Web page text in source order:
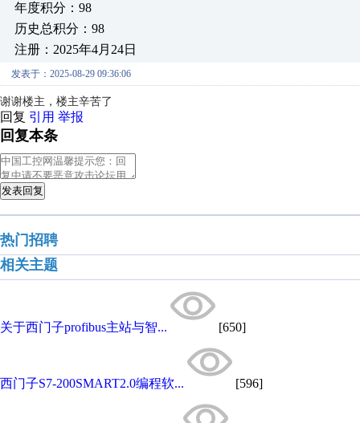
年度积分：98
历史总积分：98
注册：2025年4月24日
发表于：2025-08-29 09:36:06
谢谢楼主，楼主辛苦了
回复 引用 举报
回复本条
发表回复
热门招聘
相关主题
关于西门子profibus主站与智... [650]
西门子S7-200SMART2.0编程软... [596]